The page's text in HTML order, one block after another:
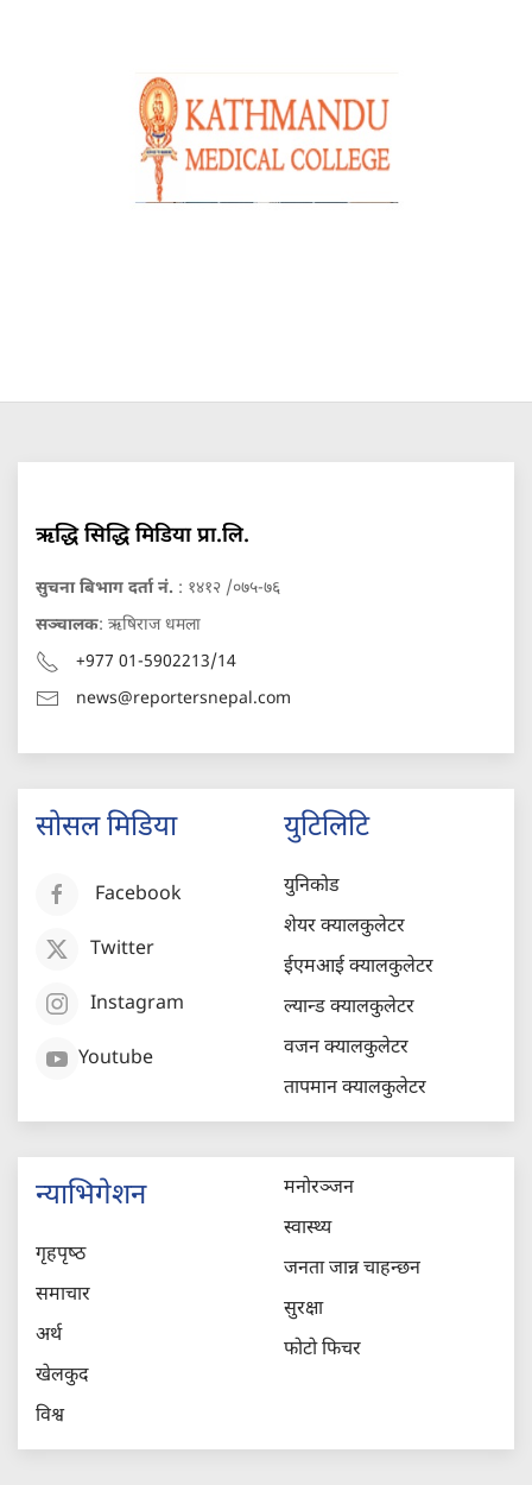
ऋद्धि सिद्धि मिडिया प्रा.लि.
सुचना बिभाग दर्ता नं. : १४१२ /०७५-७६
सञ्चालक: ऋषिराज धमला
+977 01-5902213/14
news@reportersnepal.com
सोसल मिडिया
Facebook
Twitter
Instagram
Youtube
युटिलिटि
युनिकोड
शेयर क्यालकुलेटर
ईएमआई क्यालकुलेटर
ल्यान्ड क्यालकुलेटर
वजन क्यालकुलेटर
तापमान क्यालकुलेटर
न्याभिगेशन
गृहपृष्‍ठ
समाचार
अर्थ
खेलकुद
विश्व
मनोरञ्जन
स्वास्थ्य
जनता जान्न चाहन्छन
सुरक्षा
फोटो फिचर